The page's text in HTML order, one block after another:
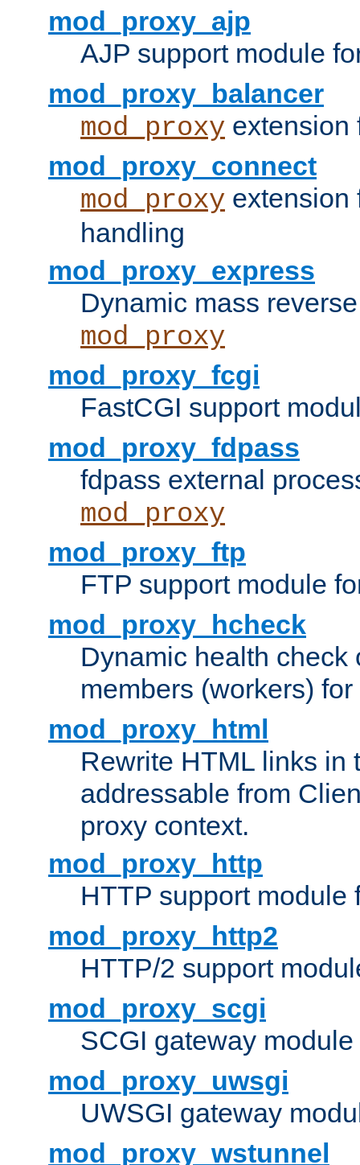
mod_proxy_ajp
AJP support module
mod_proxy_balancer
mod_proxy extension
mod_proxy_connect
mod_proxy
handling
mod_proxy_express
Dynamic mass
mod_proxy
mod_proxy_fcgi
FastCGI support
mod_proxy_fdpass
fdpass external
mod_proxy
mod_proxy_ftp
FTP support module
mod_proxy_hcheck
Dynamic health check
members (workers) for
mod_proxy_html
Rewrite HTML links in
addressable from
proxy context.
mod_proxy_http
HTTP support module
mod_proxy_http2
HTTP/2 support
mod_proxy_scgi
SCGI gateway
mod_proxy_uwsgi
UWSGI gateway
mod_proxy_wstunnel